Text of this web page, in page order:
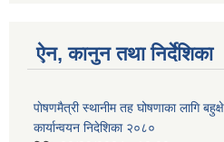
ऐन, कानुन तथा निर्देशिका
पाेषणमैत्री स्थानीम तह घोषणाका लागि
कार्यान्वयन निदेशिका २०८०